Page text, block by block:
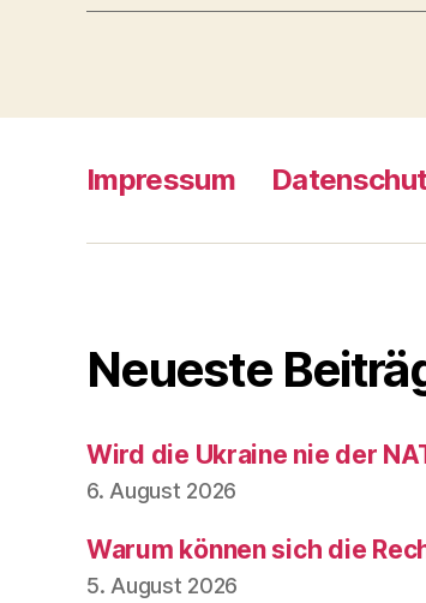
Impressum
Neueste
Wird die Ukraine nie der
6. August 2026
Warum können sich die
5. August 2026